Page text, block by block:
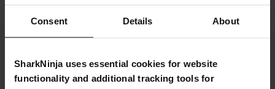
Consent Details About
SharkNinja uses essential cookies for website
functionality and additional tracking tools for
d’extérieur, avec fonction Air
Fryer Ninja Artisan
4.7 (228)
CRISPi
4.3
(1070)